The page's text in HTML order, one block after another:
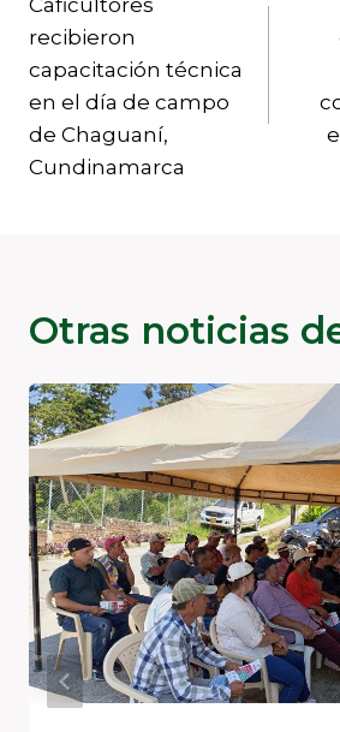
de
entradas
recibieron
capacitación técnica
en el día de campo
de Chaguaní,
Cundinamarca
Otras noticias